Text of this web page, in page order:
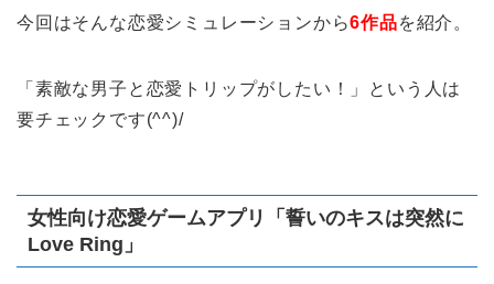
今回はそんな恋愛シミュレーションから6作品を紹介。
「素敵な男子と恋愛トリップがしたい！」という人は
要チェックです(^^)/
女性向け恋愛ゲームアプリ「誓いのキスは突然に
Love Ring」